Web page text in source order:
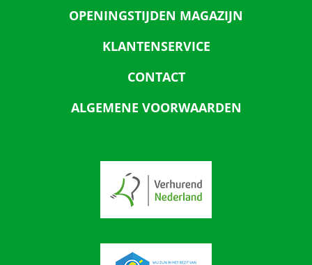
OPENINGSTIJDEN MAGAZIJN
KLANTENSERVICE
CONTACT
ALGEMENE VOORWAARDEN